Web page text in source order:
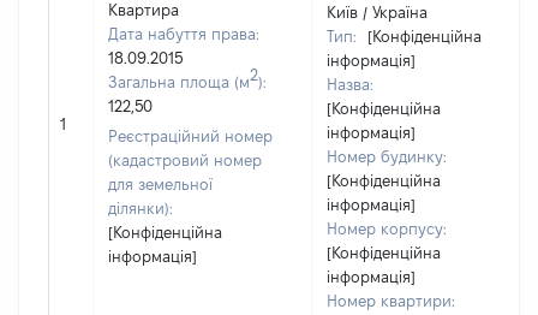
1
Квартира
Дата набуття права:
18.09.2015
Загальна площа (м2):
122,50
Реєстраційний номер
(кадастровий номер
для земельної
ділянки):
[Конфіденційна
інформація]
Київ / Україна
Тип:
[Конфіденційна
інформація]
Назва:
[Конфіденційна
інформація]
Номер будинку:
[Конфіденційна
інформація]
Номер корпусу:
[Конфіденційна
інформація]
Номер квартири: